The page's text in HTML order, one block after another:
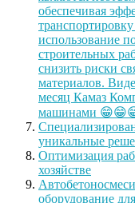
обеспечивая
использование
строительных
снизить риски
материалов.
месяц Камаз
машинами 😁😁😁
уникальные
Оптимизация
хозяйстве
оборудование